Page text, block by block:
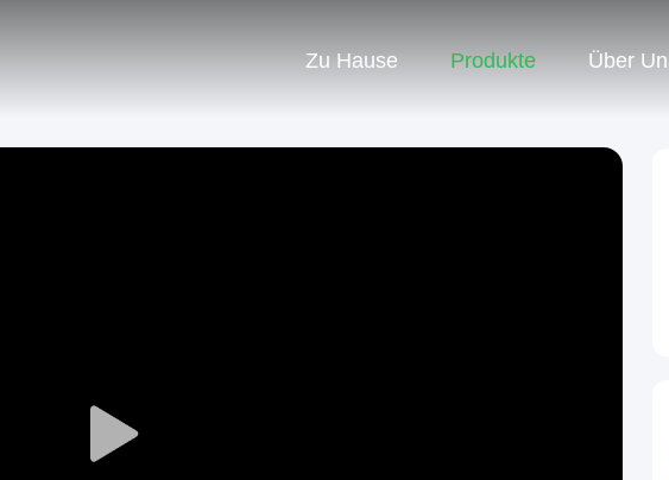
Zu Hause Produkte Über
Play